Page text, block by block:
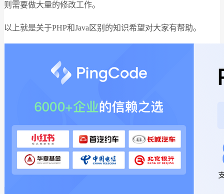
则需要做大量的修改工作。
以上就是关于PHP和Java区别的知识希望对大家有帮助。